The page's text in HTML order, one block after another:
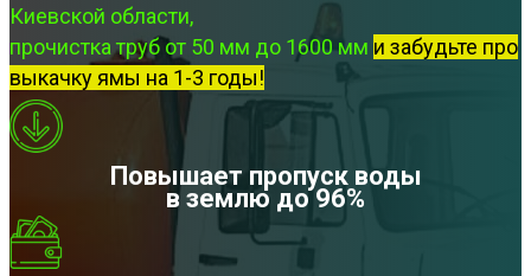
Киевской области,
прочистка труб от 50 мм до 1600 мм и забудьте про
выкачку ямы на 1-3 годы!
Повышает пропуск воды
в землю до 96%